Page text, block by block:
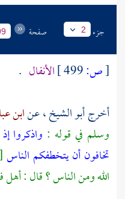
جزء 2 صفحة
[ص: الأنفال .
أخرجأبو الشيخ ،عنابن
وسلم في قوله : واذكروا
تخافون أن يتخطفكم الناس
الله ومن الناس ؟ قال :أهل